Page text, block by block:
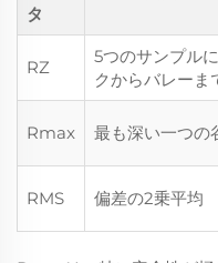
タ
RZ
5つのサンプル
クからバレーま
Rmax 最も深い一つの
RMS 偏差の2乗平均